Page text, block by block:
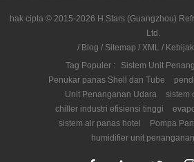
hak cipta © 2015-2026 H.Stars (Guangzhou)
Ltd.
/ Blog / Sitemap / XML /
Tag Populer :
Sistem Unit
Penukar panas Shell dan Tube
Unit Penanganan Udara
sistem
chiller industri efisiensi tinggi
sistem air panas hotel
Pompa
humidifier unit